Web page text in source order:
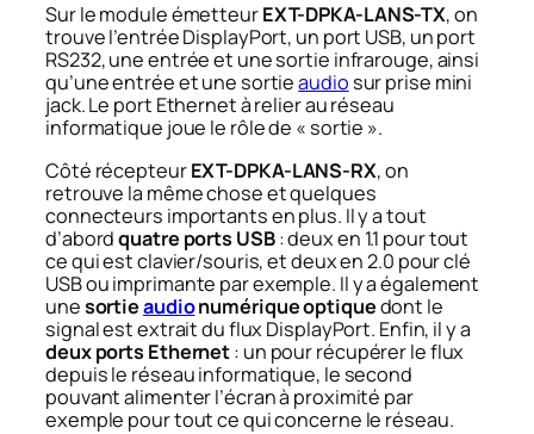
Sur le module émetteurEXT-DPKA-LANS-TX, on
trouve l’entrée DisplayPort, un port USB, un port
RS232, une entrée et une sortie infrarouge, ainsi
qu’une entrée et une sortieaudio sur prise mini
jack. Le port Ethernet à relier au réseau
informatique joue le rôle de « sortie ».
Côté récepteurEXT-DPKA-LANS-RX, on
retrouve la même chose et quelques
connecteurs importants en plus. Il y a tout
d’abordquatre ports USB: deux en 1.1 pour tout
ce qui est clavier/souris, et deux en 2.0 pour clé
USB ou imprimante par exemple. Il y a également
unesortieaudionumérique optiquedont le
signal est extrait du flux DisplayPort. Enfin, il y a
deux ports Ethernet: un pour récupérer le flux
depuis le réseau informatique, le second
pouvant alimenter l’écran à proximité par
exemple pour tout ce qui concerne le réseau.